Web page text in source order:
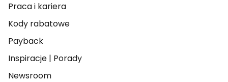
Praca i kariera
Kody rabatowe
Payback
Inspiracje | Porady
Newsroom